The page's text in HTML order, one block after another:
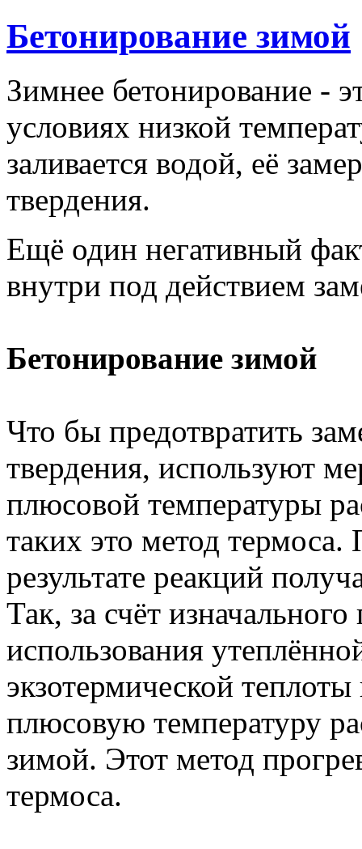
Бетонирование зимой
Зимнее бетонирование -
условиях низкой
заливается водой, её
твердения.
Ещё один негативный
внутри под действием
Бетонирование зимой
Что бы предотвратить
твердения, используют
плюсовой температуры
таких это метод термоса.
результате реакций
Так, за счёт изначального
использования
экзотермической
плюсовую температуру
зимой. Этот метод
термоса.